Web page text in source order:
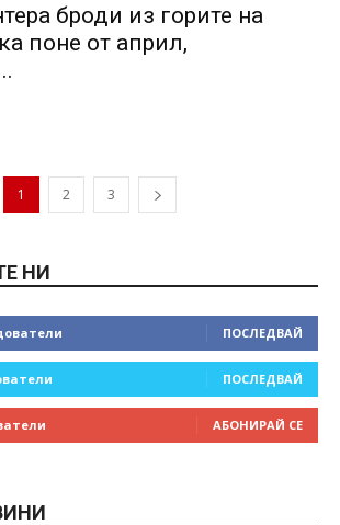
броди из горите на
поне от април,
1 2 3
НИ
ПОСЛЕДВАЙ
ПОСЛЕДВАЙ
АБОНИРАЙ СЕ